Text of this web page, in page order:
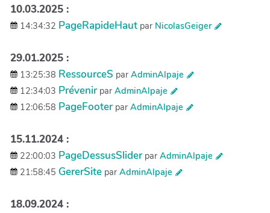
10.03.2025 :
14:34:32 PageRapideHaut par NicolasGeiger
29.01.2025 :
13:25:38 RessourceS par AdminAlpaje
12:34:03 Prévenir par AdminAlpaje
12:06:58 PageFooter par AdminAlpaje
15.11.2024 :
22:00:03 PageDessusSlider par AdminAlpaje
21:58:45 GererSite par AdminAlpaje
18.09.2024 :